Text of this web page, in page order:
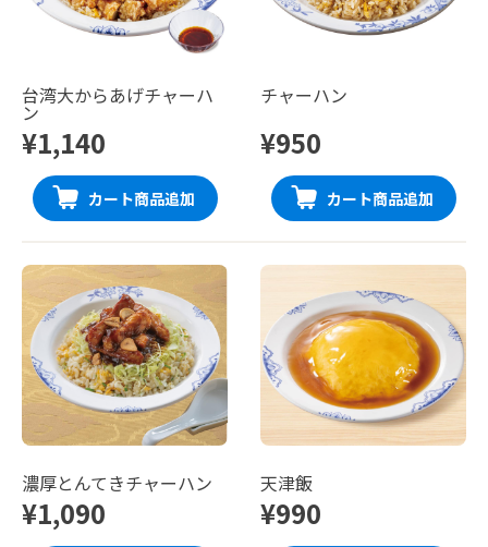
台湾大からあげチャーハ
ン
¥1,140
カート商品追加
チャーハン
¥950
カート商品追加
濃厚とんてきチャーハン
¥1,090
天津飯
¥990